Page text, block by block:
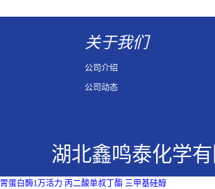
关于我们
公司介绍
公司动态
湖北鑫鸣泰化学
胃蛋白酶1万活力 丙二酸单叔丁酯 三甲基硅醇